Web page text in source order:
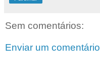
Sem comentários:
Enviar um comentário